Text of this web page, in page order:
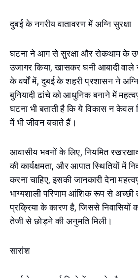
दुबई के नगरीय वातावरण में अग्नि सुरक्षा
घटना ने आग से सुरक्षा और रोकथाम के
उजागर किया, खासकर घनी आबादी वाले
के वर्षों में, दुबई के शहरी प्रशासन ने
बुनियादी ढांचे को आधुनिक बनाने में
घटना भी बताती है कि ये विकास न केवल
में भी जीवन बचाते हैं।
आवासीय भवनों के लिए, नियमित
की कार्यक्षमता, और आपात स्थितियों में
करना चाहिए, इसकी जानकारी देना
भाग्यशाली परिणाम आंशिक रूप से अच्छी
प्रक्रिया के कारण है, जिससे निवासियों
तेजी से छोड़ने की अनुमति मिली।
सारांश